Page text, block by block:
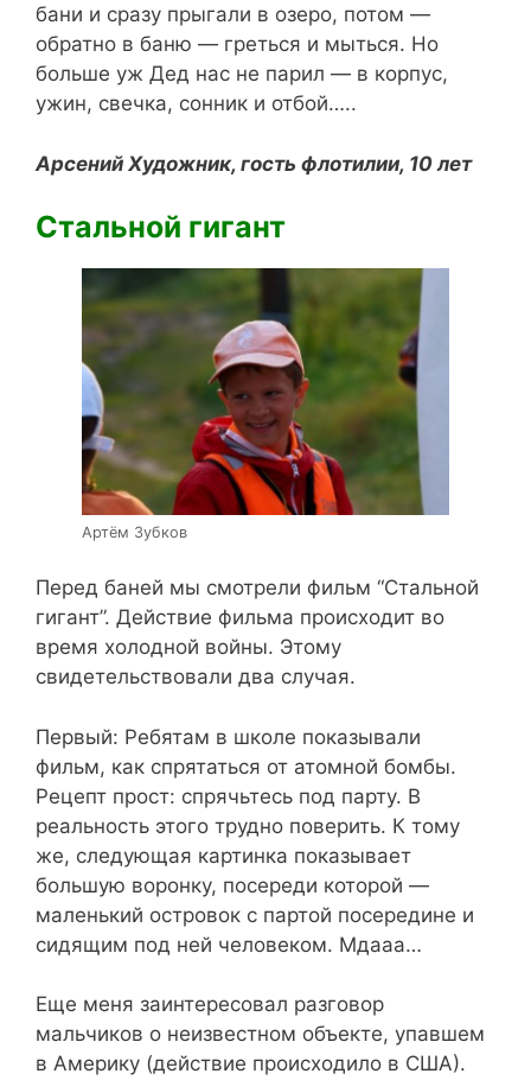
бани и сразу прыгали в озеро, потом —
обратно в баню — греться и мыться. Но
больше уж Дед нас не парил — в корпус,
ужин, свечка, сонник и отбой…..
Арсений Художник, гость флотилии, 10 лет
Стальной гигант
Артём Зубков
Перед баней мы смотрели фильм “Стальной
гигант”. Действие фильма происходит во
время холодной войны. Этому
свидетельствовали два случая.
Первый: Ребятам в школе показывали
фильм, как спрятаться от атомной бомбы.
Рецепт прост: спрячьтесь под парту. В
реальность этого трудно поверить. К тому
же, следующая картинка показывает
большую воронку, посереди которой —
маленький островок с партой посередине и
сидящим под ней человеком. Мдааа…
Еще меня заинтересовал разговор
мальчиков о неизвестном объекте, упавшем
в Америку (действие происходило в США).